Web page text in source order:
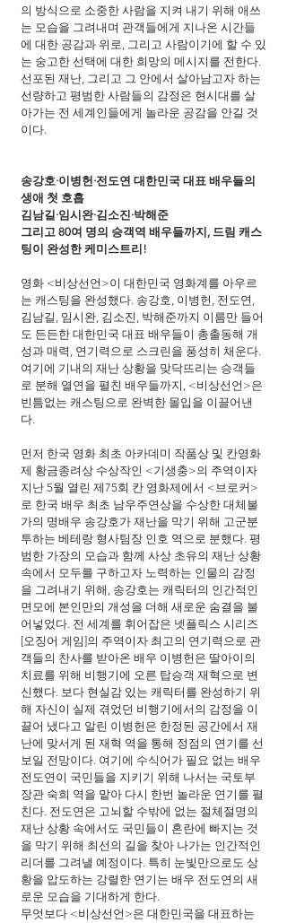
의 방식으로 소중한 사람을 지켜 내기 위해 애쓰
는 모습을 그려내며 관객들에게 지나온 시간들
에 대한 공감과 위로, 그리고 사람이기에 할 수 있
는 숭고한 선택에 대한 희망의 메시지를 전한다.
선포된 재난, 그리고 그 안에서 살아남고자 하는
선량하고 평범한 사람들의 감정은 현시대를 살
아가는 전 세계인들에게 놀라운 공감을 안길 것
이다.
송강호·이병헌·전도연 대한민국 대표 배우들의
생애 첫 호흡
김남길·임시완·김소진·박해준
그리고 80여 명의 승객역 배우들까지, 드림 캐스
팅이 완성한 케미스트리!
영화 <비상선언>이 대한민국 영화계를 아우르
는 캐스팅을 완성했다. 송강호, 이병헌, 전도연,
김남길, 임시완, 김소진, 박해준까지 이름만 들어
도 든든한 대한민국 대표 배우들이 총출동해 개
성과 매력, 연기력으로 스크린을 풍성히 채운다.
여기에 기내의 재난 상황을 맞닥뜨리는 승객들
로 분해 열연을 펼친 배우들까지, <비상선언>은
빈틈없는 캐스팅으로 완벽한 몰입을 이끌어낸
다.
먼저 한국 영화 최초 아카데미 작품상 및 칸영화
제 황금종려상 수상작인 <기생충>의 주역이자
지난 5월 열린 제75회 칸 영화제에서 <브로커>
로 한국 배우 최초 남우주연상을 수상한 대체불
가의 명배우 송강호가 재난을 막기 위해 고군분
투하는 베테랑 형사팀장 인호 역으로 분했다. 평
범한 가장의 모습과 함께 사상 초유의 재난 상황
속에서 모두를 구하고자 노력하는 인물의 감정
을 그려내기 위해, 송강호는 캐릭터의 인간적인
면모에 본인만의 개성을 더해 새로운 숨결을 불
어넣었다. 전 세계를 휘어잡은 넷플릭스 시리즈
[오징어 게임]의 주역이자 최고의 연기력으로 관
객들의 찬사를 받아온 배우 이병헌은 딸아이의
치료를 위해 비행기에 오른 탑승객 재혁으로 변
신했다. 보다 현실감 있는 캐릭터를 완성하기 위
해 자신이 실제 겪었던 비행기에서의 감정을 이
끌어 냈다고 알린 이병헌은 한정된 공간에서 재
난에 맞서게 된 재혁 역을 통해 정점의 연기를 선
보일 전망이다. 여기에 수식어가 필요 없는 배우
전도연이 국민들을 지키기 위해 나서는 국토부
장관 숙희 역을 맡아 다시 한번 놀라운 연기를 펼
친다. 전도연은 고뇌할 수밖에 없는 절체절명의
재난 상황 속에서도 국민들이 혼란에 빠지는 것
을 막기 위해 최선의 길을 찾아 나가는 인간적인
리더를 그려낼 예정이다. 특히 눈빛만으로도 상
황을 압도하는 강렬한 연기는 배우 전도연의 새
로운 모습을 기대하게 한다.
무엇보다 <비상선언>은 대한민국을 대표하는